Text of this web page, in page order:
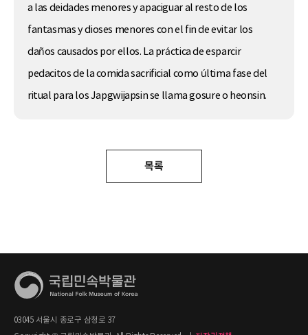
a las deidades menores y apaciguar al resto de los
fantasmas y dioses menores con el fin de evitar los
daños causados por ellos. La práctica de esparcir
pedacitos de la comida sacrificial como última fase del
ritual para losJapgwijapsinse llama gosure o heonsin.
목록
03045 서울시 종로구 삼청로 37